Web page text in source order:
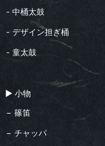
- 中桶太鼓
- デザイン担ぎ桶
- 童太鼓
▶︎ 小物
− 篠笛
− チャッパ